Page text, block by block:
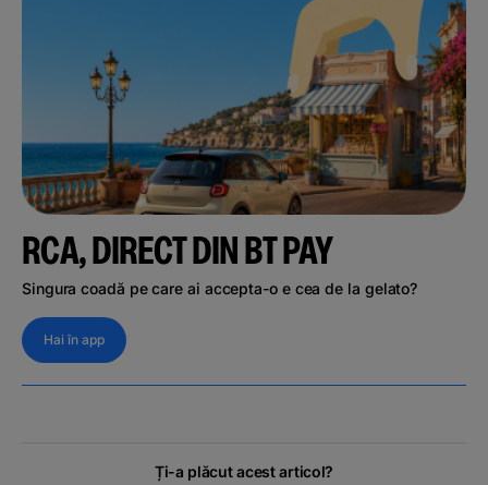
RCA, DIRECT DIN BT PAY
Singura coadă pe care ai accepta-o e cea de la gelato?
Hai în app
Ți-a plăcut acest articol?